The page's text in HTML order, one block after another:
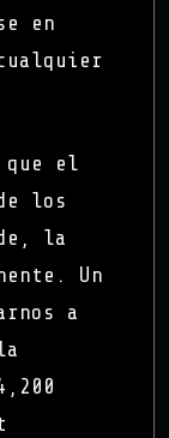
en
que el
los
la
Un
a